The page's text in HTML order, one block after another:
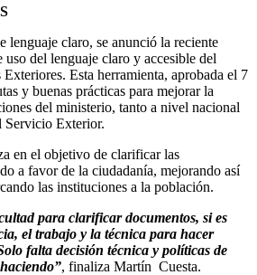
lenguaje claro, se anunció la reciente
del lenguaje claro y accesible del
Esta herramienta, aprobada el 7
y buenas prácticas para mejorar la
del ministerio, tanto a nivel nacional
Servicio Exterior.
en el objetivo de clarificar las
a favor de la ciudadanía, mejorando así
las instituciones a la población.
para clarificar documentos, si es
el trabajo y la técnica para hacer
falta decisión técnica y políticas de
, finaliza Martín Cuesta.